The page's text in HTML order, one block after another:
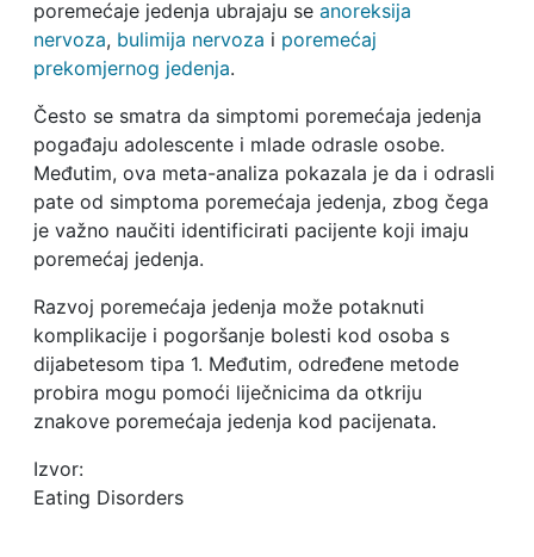
poremećaje jedenja ubrajaju se anoreksija
nervoza, bulimija nervoza i poremećaj
prekomjernog jedenja.
Često se smatra da simptomi poremećaja jedenja
pogađaju adolescente i mlade odrasle osobe.
Međutim, ova meta-analiza pokazala je da i odrasli
pate od simptoma poremećaja jedenja, zbog čega
je važno naučiti identificirati pacijente koji imaju
poremećaj jedenja.
Razvoj poremećaja jedenja može potaknuti
komplikacije i pogoršanje bolesti kod osoba s
dijabetesom tipa 1. Međutim, određene metode
probira mogu pomoći liječnicima da otkriju
znakove poremećaja jedenja kod pacijenata.
Izvor:
Eating Disorders